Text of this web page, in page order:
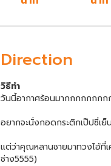
Direction
วิธีทำ
วันนี้อากาศร้อนมากกกกกกก
อยากจะนั่งกอดกระติกเป๊ปซี่เย็
แต่ว่าคุณหลานชายมาทวงไอ้ที่
ช่าง5555)